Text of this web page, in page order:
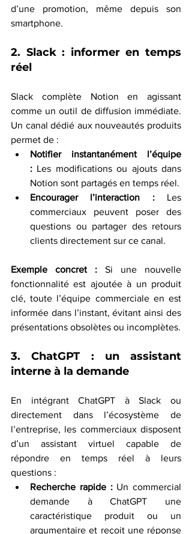
d’une promotion, même depuis son
smartphone.
2. Slack : informer en temps
réel
Slack complète Notion en agissant
comme un outil de diffusion immédiate.
Un canal dédié aux nouveautés produits
permet de :
Notifier instantanément l’équipe
: Les modifications ou ajouts dans
Notion sont partagés en temps réel.
Encourager l’interaction : Les
commerciaux peuvent poser des
questions ou partager des retours
clients directement sur ce canal.
Exemple concret : Si une nouvelle
fonctionnalité est ajoutée à un produit
clé, toute l’équipe commerciale en est
informée dans l’instant, évitant ainsi des
présentations obsolètes ou incomplètes.
3. ChatGPT : un assistant
interne à la demande
En intégrant ChatGPT à Slack ou
directement dans l’écosystème de
l’entreprise, les commerciaux disposent
d’un assistant virtuel capable de
répondre en temps réel à leurs
questions :
Recherche rapide : Un commercial
demande à ChatGPT une
caractéristique produit ou un
argumentaire et reçoit une réponse